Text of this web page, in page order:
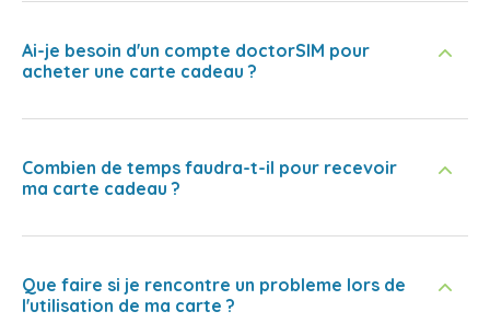
Ai-je besoin d'un compte doctorSIM pour
acheter une carte cadeau ?
Combien de temps faudra-t-il pour recevoir
ma carte cadeau ?
Que faire si je rencontre un probleme lors de
l'utilisation de ma carte ?